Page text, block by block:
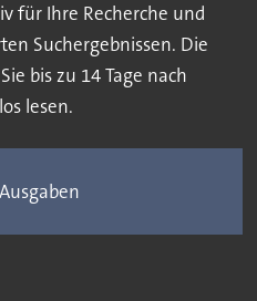
für Ihre Recherche und
Suchergebnissen. Die
bis zu 14 Tage nach
lesen.